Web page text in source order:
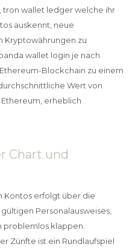
tron wallet ledger welche ihr
auskennt, neue
Kryptowährungen zu
wallet login je nach
Blockchain zu einem
Wert von
erheblich
Chart und
Kontos erfolgt über die
Personalausweises,
problemlos klappen.
Zünfte ist ein Rundlaufspiel